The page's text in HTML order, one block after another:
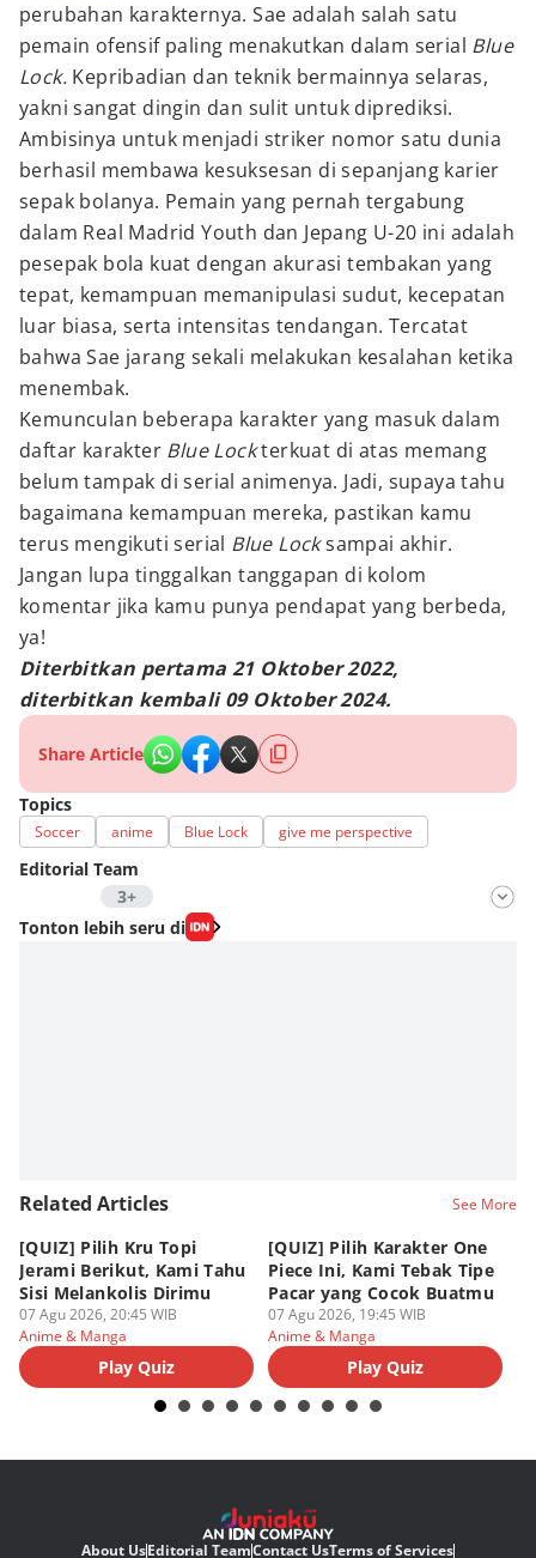
perubahan karakternya. Sae adalah salah satu
pemain ofensif paling menakutkan dalam serial Blue
Lock. Kepribadian dan teknik bermainnya selaras,
yakni sangat dingin dan sulit untuk diprediksi.
Ambisinya untuk menjadi striker nomor satu dunia
berhasil membawa kesuksesan di sepanjang karier
sepak bolanya. Pemain yang pernah tergabung
dalam Real Madrid Youth dan Jepang U-20 ini adalah
pesepak bola kuat dengan akurasi tembakan yang
tepat, kemampuan memanipulasi sudut, kecepatan
luar biasa, serta intensitas tendangan. Tercatat
bahwa Sae jarang sekali melakukan kesalahan ketika
menembak.
Kemunculan beberapa karakter yang masuk dalam
daftar karakter Blue Lockterkuat di atas memang
belum tampak di serial animenya. Jadi, supaya tahu
bagaimana kemampuan mereka, pastikan kamu
terus mengikuti serial Blue Locksampai akhir.
Jangan lupa tinggalkan tanggapan di kolom
komentar jika kamu punya pendapat yang berbeda,
ya!
Diterbitkan pertama 21 Oktober 2022,
diterbitkan kembali 09 Oktober 2024.
Share Article
Topics
Soccer anime Blue Lock give me perspective
Editorial Team
3+
Editor
SEO Intern Duniaku
Tonton lebih seru di
Related Articles See More
[QUIZ] Pilih Kru Topi
Jerami Berikut, Kami Tahu
Sisi Melankolis Dirimu
07 Agu 2026, 20:45 WIB
Anime & Manga
Play Quiz
[QUIZ] Pilih Karakter One
Piece Ini, Kami Tebak Tipe
Pacar yang Cocok Buatmu
07 Agu 2026, 19:45 WIB
Anime & Manga
Play Quiz
About UsEditorial TeamContact UsTerms of Services